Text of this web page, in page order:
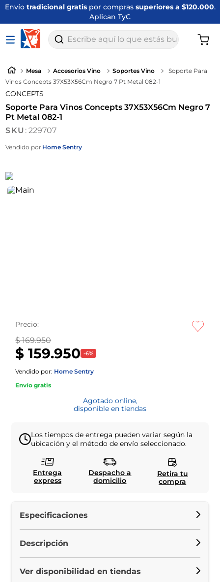
Envío tradicional gratispor compras superiores a $120.000.
Aplican TyC
Escribe aquí lo que estás buscando
Mesa Accesorios Vino Soportes Vino
Soporte Para
Vinos Concepts 37X53X56Cm Negro 7 Pt Metal 082-1
CONCEPTS
Soporte Para Vinos Concepts 37X53X56Cm Negro 7
Pt Metal 082-1
:229707
Vendido por Home Sentry
Precio:
$ 169.950
$ 159.950 -6%
Vendido por: Home Sentry
Envío gratis
Agotado online,
disponible en tiendas
Los tiempos de entrega pueden variar según la
ubicación y el método de envío seleccionado.
Entrega
express
Despacho a
domicilio
Retira tu
compra
Especificaciones
Descripción
Ver disponibilidad en tiendas